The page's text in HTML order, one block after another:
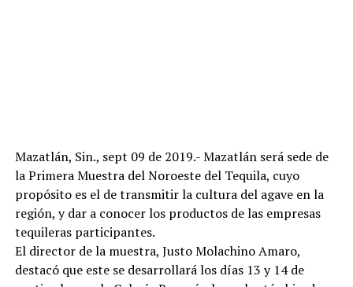
Mazatlán, Sin., sept 09 de 2019.- Mazatlán será sede de
la Primera Muestra del Noroeste del Tequila, cuyo
propósito es el de transmitir la cultura del agave en la
región, y dar a conocer los productos de las empresas
tequileras participantes.
El director de la muestra, Justo Molachino Amaro,
destacó que este se desarrollará los días 13 y 14 de